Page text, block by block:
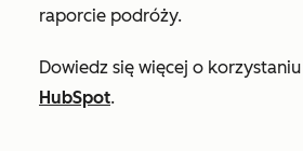
raporcie podróży.
Dowiedz się więcej o
HubSpot.